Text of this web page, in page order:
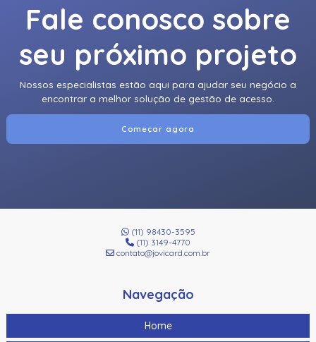
Fale conosco sobre
seu próximo projeto
Nossos especialistas estão aqui para ajudar seu negócio a
encontrar a melhor solução de gestão de acesso.
Começar agora
(11) 98430-3595
(11) 3149-4770
contato@jovicard.com.br
Navegação
Home